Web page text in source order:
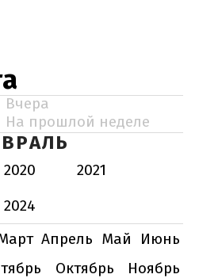
Вчера
На прошлой неделе
2020
2021
2024
Апрель Май
Июнь
Октябрь
Ноябрь